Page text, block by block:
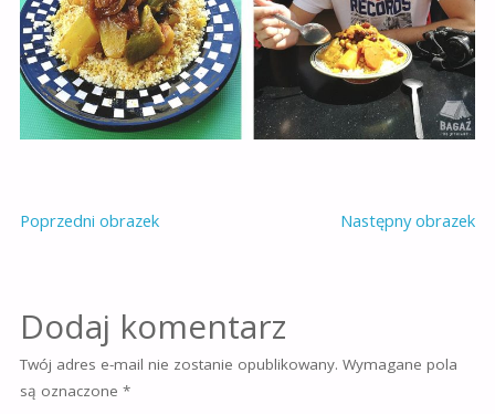
Poprzedni obrazek Następny obrazek
Dodaj komentarz
Twój adres e-mail nie zostanie opublikowany. Wymagane pola
są oznaczone *